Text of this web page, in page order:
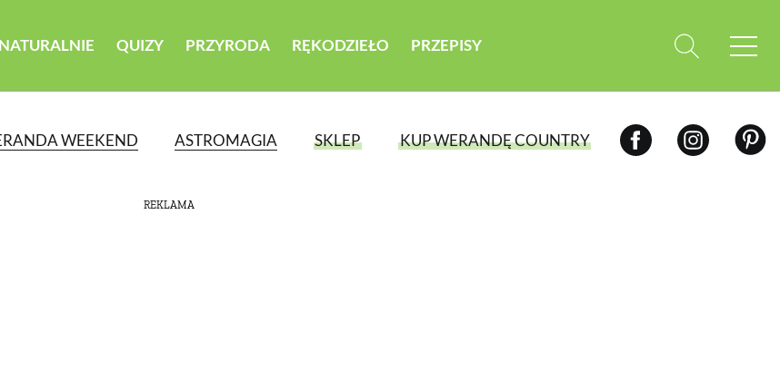
NATURALNIE QUIZY PRZYRODA RĘKODZIEŁO PRZEPISY
WEEKEND ASTROMAGIA SKLEP KUP WERANDĘ COUNTRY
REKLAMA